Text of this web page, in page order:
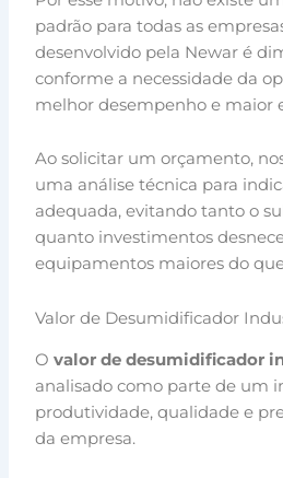
padrão para todas as
desenvolvido pela Newar é
conforme a necessidade da
melhor desempenho e maior
Ao solicitar um orçamento,
uma análise técnica para
adequada, evitando tanto o
quanto investimentos
equipamentos maiores do
Valor de Desumidificador
Ovalor de desumidificador
analisado como parte de um
produtividade, qualidade e
da empresa.